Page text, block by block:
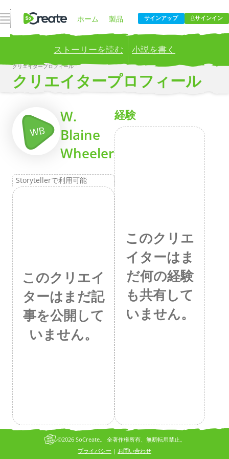
ナビゲーションを開く ホーム 製品
価格設定 ブログ
会社
サインアップ サインイン
ストーリーを読む 小説を書く
Publish your stories to a global audience. Try it now!
クリエイタープロフィール
クリエイタープロフィール
WB
W.
Blaine
Wheeler
Storytellerで利用可能
このクリエイ
ターはまだ記
事を公開して
いません。
経験
このクリエ
イターはま
だ何の経験
も共有して
いません。
プライバシー | お問い合わせ
©2026 SoCreate。 全著作権所有、無断転用禁止。